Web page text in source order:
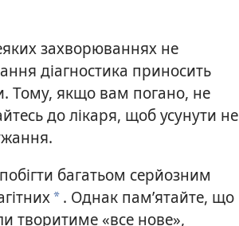
захворюваннях не
діагностика приносить
Тому, якщо вам погано, не
до лікаря, щоб усунути не
багатьом серйозним
* . Однак пам’ятайте, що
творитиме «все нове»,